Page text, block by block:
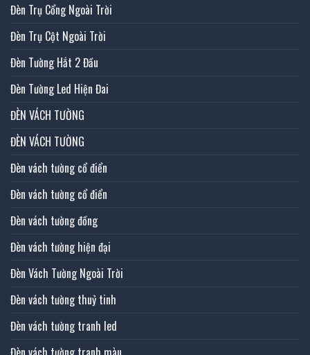
Đèn Trụ Cổng Ngoài Trời
Đèn Trụ Cột Ngoài Trời
Đèn Tường Hắt 2 Đầu
Đèn Tường Led Hiện Đai
ĐÈN VÁCH TƯỜNG
ĐÈN VÁCH TƯỜNG
Đèn vách tường cổ điển
Đèn vách tường cổ điển
Đèn vách tường đồng
Đèn vách tường hiện đại
Đèn Vách Tường Ngoài Trời
Đèn vách tường thuỷ tinh
Đèn vách tường tranh led